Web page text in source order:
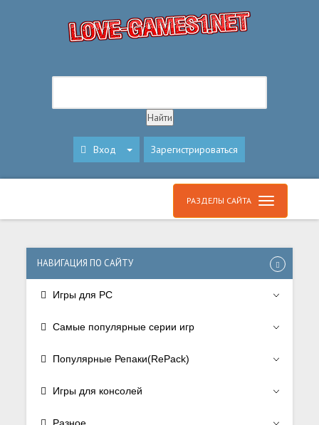
Вход Зарегистрироваться
РАЗДЕЛЫ САЙТА
НАВИГАЦИЯ ПО САЙТУ
Игры для PC
Самые популярные серии игр
Популярные Репаки(RePack)
Игры для консолей